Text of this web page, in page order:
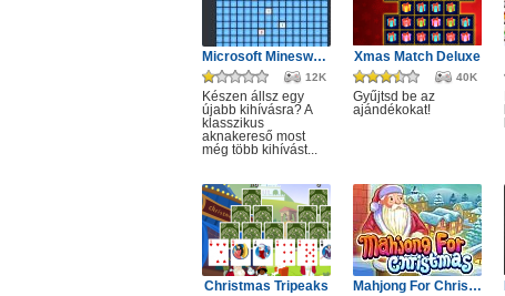
Microsoft Minesweeper
12K
Készen állsz egy
újabb kihívásra? A
klasszikus
aknakereső most
még több kihívást...
Xmas Match Deluxe
40K
Gyűjtsd be az
ajándékokat!
Christmas Tripeaks Mahjong For Christmas